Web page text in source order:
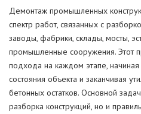
Демонтаж промышленных
спектр работ, связанных с
заводы, фабрики, склады, мосты,
промышленные сооружения. Этот
подхода на каждом этапе,
состояния объекта и заканчивая
бетонных остатков. Основной
разборка конструкций, но и